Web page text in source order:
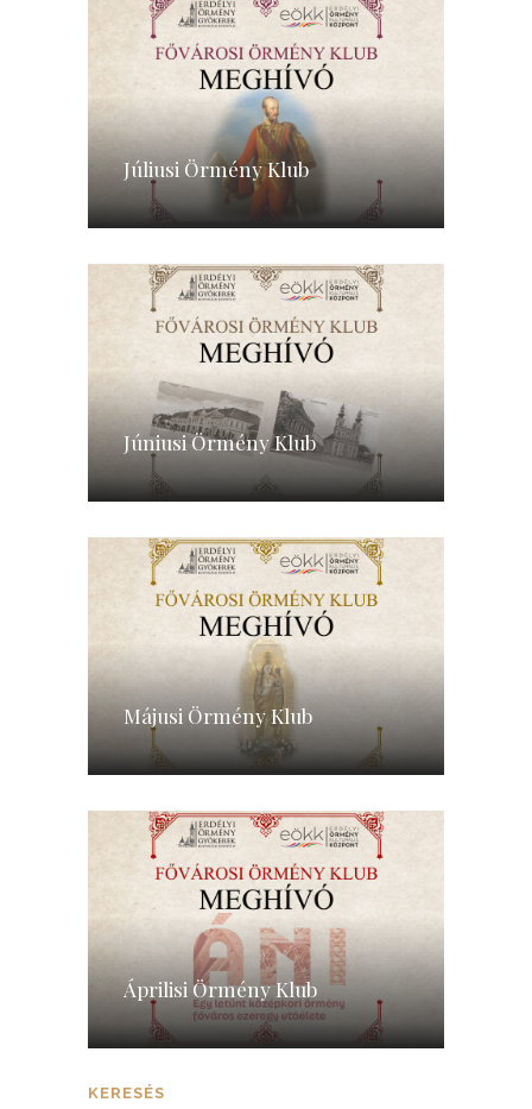
Júliusi Örmény Klub
Júniusi Örmény Klub
Májusi Örmény Klub
Áprilisi Örmény Klub
KERESÉS